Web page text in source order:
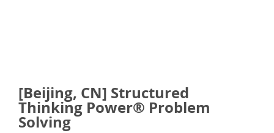
[Beijing, CN] Structured
Thinking Power® Problem
Solving